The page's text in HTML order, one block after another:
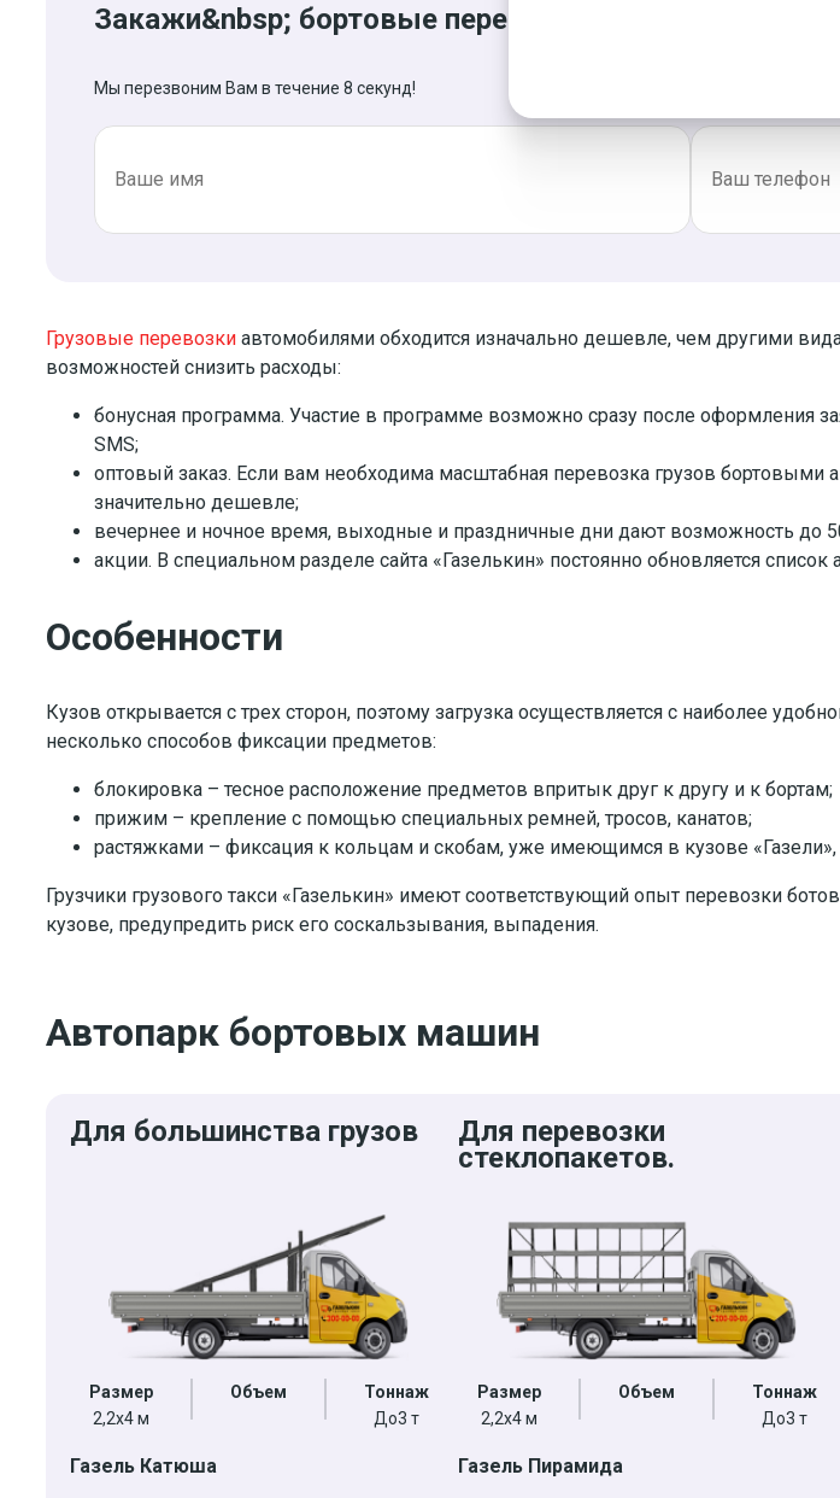
Закажи&nbsp; бортовые перевозки
Мы перезвоним Вам в течение 8 секунд!
Грузовые перевозки автомобилями обходится изначально дешевле, чем другими
возможностей снизить расходы:
бонусная программа. Участие в программе возможно сразу после оформления
SMS;
оптовый заказ. Если вам необходима масштабная перевозка грузов бортовыми
значительно дешевле;
вечернее и ночное время, выходные и праздничные дни дают возможность до
акции. В специальном разделе сайта «Газелькин» постоянно обновляется
Особенности
Кузов открывается с трех сторон, поэтому загрузка осуществляется с наиболее
несколько способов фиксации предметов:
блокировка – тесное расположение предметов впритык друг к другу и к бортам;
прижим – крепление с помощью специальных ремней, тросов, канатов;
растяжками – фиксация к кольцам и скобам, уже имеющимся в кузове
Грузчики грузового такси «Газелькин» имеют соответствующий опыт перевозки
кузове, предупредить риск его соскальзывания, выпадения.
Автопарк бортовых машин
Для большинства грузов
Размер
2,2x4 м
Объем
Тоннаж
До3 т
Газель Катюша
Для перевозки
стеклопакетов.
Размер
2,2x4 м
Объем
Тоннаж
До3 т
Газель Пирамида